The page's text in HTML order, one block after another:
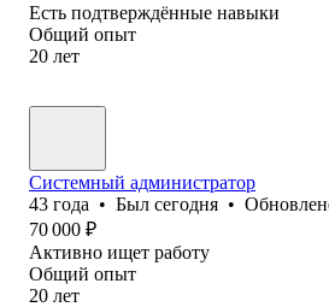
Есть подтверждённые навыки
Общий опыт
20 лет
Системный администратор
43 года • Был сегодня •
70 000 ₽
Активно ищет работу
Общий опыт
20 лет